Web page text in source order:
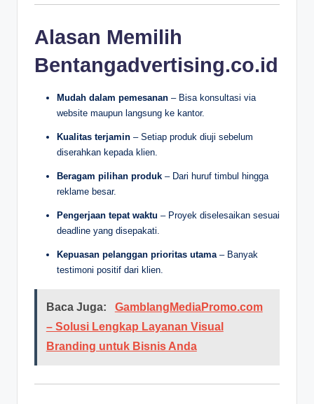
Alasan Memilih
Bentangadvertising.co.id
Mudah dalam pemesanan – Bisa konsultasi via
website maupun langsung ke kantor.
Kualitas terjamin – Setiap produk diuji sebelum
diserahkan kepada klien.
Beragam pilihan produk – Dari huruf timbul hingga
reklame besar.
Pengerjaan tepat waktu – Proyek diselesaikan sesuai
deadline yang disepakati.
Kepuasan pelanggan prioritas utama – Banyak
testimoni positif dari klien.
Baca Juga:
GamblangMediaPromo.com
– Solusi Lengkap Layanan Visual
Branding untuk Bisnis Anda